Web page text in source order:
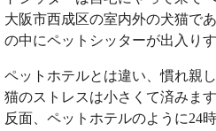
大阪市西成区の室内外の犬猫で
の中にペットシッターが出入り
ペットホテルとは違い、慣れ親
猫のストレスは小さくて済みます
反面、ペットホテルのように24